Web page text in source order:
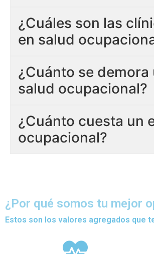
¿Cuáles son las
en salud
¿Cuánto se demora
salud ocupacional?
¿Cuánto cuesta un
ocupacional?
¿Por qué somos tu mejor
Estos son los valores agregados que